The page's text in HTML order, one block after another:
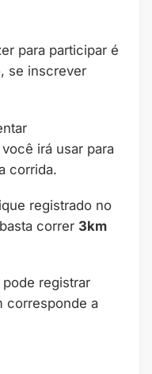
para participar é
, se inscrever
irá usar para
corrida.
registrado no
correr 3km
registrar
corresponde a